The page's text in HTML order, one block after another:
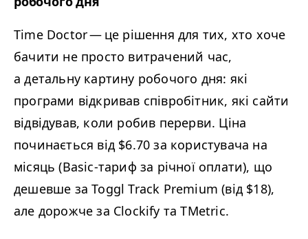
Time Doctor — це рішення для тих, хто хоче
бачити не просто витрачений час,
а детальну картину робочого дня: які
програми відкривав співробітник, які сайти
відвідував, коли робив перерви. Ціна
починається від $6.70 за користувача на
місяць (Basic-тариф за річної оплати), що
дешевше за Toggl Track Premium (від $18),
але дорожче за Clockify та TMetric.